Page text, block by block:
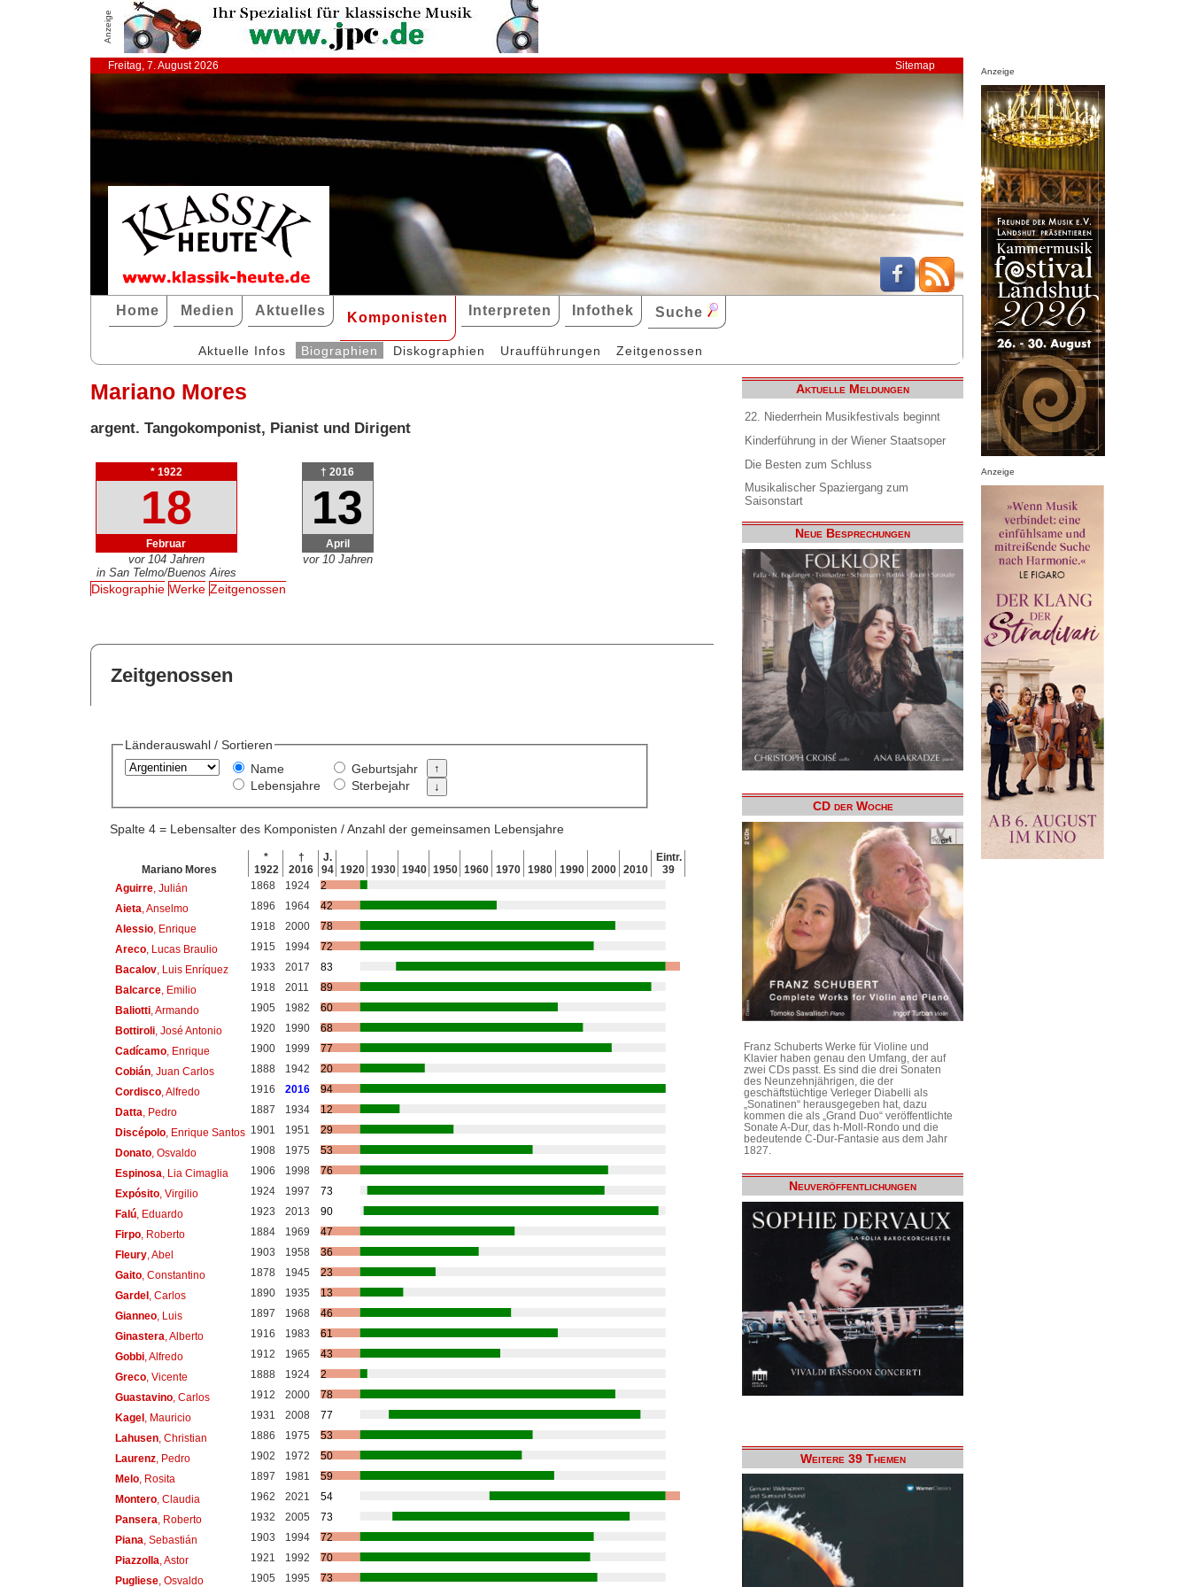
Anzeige
Freitag, 7. August 2026 Sitemap
Home Medien Aktuelles Komponisten Interpreten Infothek Suche
Aktuelle Infos Biographien Diskographien Uraufführungen Zeitgenossen
Mariano Mores
argent. Tangokomponist, Pianist und Dirigent
* 1922
18
Februar
vor 104 Jahren
in San Telmo/Buenos Aires
† 2016
13
April
vor 10 Jahren
Diskographie Werke Zeitgenossen
Zeitgenossen
Länderauswahl / Sortieren
Name
Lebensjahre
Geburtsjahr
Sterbejahr
Spalte 4 = Lebensalter des Komponisten / Anzahl der gemeinsamen Lebensjahre
Mariano Mores
*
1922
†
2016
J.
94 1920 1930 1940 1950 1960 1970 1980 1990 2000 2010
Eintr.
39
Aguirre, Julián 1868 1924
2
Aieta , Anselmo 1896 1964
42
Alessio, Enrique 1918 2000
78
Areco, Lucas Braulio 1915 1994
72
Bacalov, Luis Enríquez 1933 2017
83
Balcarce, Emilio 1918 2011
89
Baliotti, Armando 1905 1982
60
Bottiroli, José Antonio 1920 1990
68
Cadícamo, Enrique 1900 1999
77
Cobián, Juan Carlos 1888 1942
20
Cordisco, Alfredo 1916 2016
94
Datta , Pedro 1887 1934
12
Discépolo, Enrique Santos 1901 1951
29
Donato, Osvaldo 1908 1975
53
Espinosa , Lia Cimaglia 1906 1998
76
Expósito, Virgilio 1924 1997
73
Falú, Eduardo 1923 2013
90
Firpo, Roberto 1884 1969
47
Fleury, Abel 1903 1958
36
Gaito, Constantino 1878 1945
23
Gardel, Carlos 1890 1935
13
Gianneo, Luis 1897 1968
46
Ginastera , Alberto 1916 1983
61
Gobbi, Alfredo 1912 1965
43
Greco, Vicente 1888 1924
2
Guastavino, Carlos 1912 2000
78
Kagel, Mauricio 1931 2008
77
Lahusen, Christian 1886 1975
53
Laurenz, Pedro 1902 1972
50
Melo, Rosita 1897 1981
59
Montero, Claudia 1962 2021
54
Pansera , Roberto 1932 2005
73
Piana , Sebastián 1903 1994
72
Piazzolla , Astor 1921 1992
70
Pugliese, Osvaldo 1905 1995 73
Aktuelle Meldungen
22. Niederrhein Musikfestivals beginnt
Kinderführung in der Wiener Staatsoper
Die Besten zum Schluss
Musikalischer Spaziergang zum
Saisonstart
Neue Besprechungen
CD der Woche
Franz Schuberts Werke für Violine und
Klavier haben genau den Umfang, der auf
zwei CDs passt. Es sind die drei Sonaten
des Neunzehnjährigen, die der
geschäftstüchtige Verleger Diabelli als
„Sonatinen“ herausgegeben hat, dazu
kommen die als „Grand Duo“ veröffentlichte
Sonate A-Dur, das h-Moll-Rondo und die
bedeutende C-Dur-Fantasie aus dem Jahr
1827.
Neuveröffentlichungen
Weitere 39 Themen
Anzeige
Anzeige